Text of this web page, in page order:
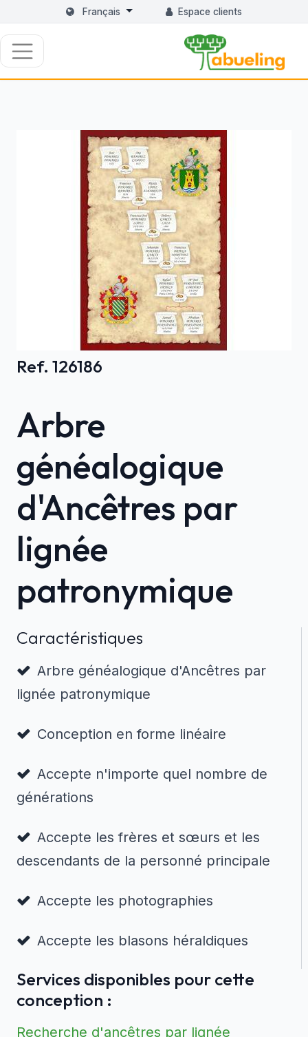
Français Espace clients
Ref. 126186
Arbre
généalogique
d'Ancêtres par
lignée
patronymique
Caractéristiques
Arbre généalogique d'Ancêtres par
lignée patronymique
Conception en forme linéaire
Accepte n'importe quel nombre de
générations
Accepte les frères et sœurs et les
descendants de la personné principale
Accepte les photographies
Accepte les blasons héraldiques
Services disponibles pour cette
conception :
Recherche d'ancêtres par lignée